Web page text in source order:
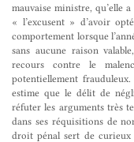
mauvaise ministre, qu’elle
« l’excusent » d’avoir
comportement lorsque
sans aucune raison
recours contre le
potentiellement
estime que le délit de
réfuter les arguments très
dans ses réquisitions de
droit pénal sert de